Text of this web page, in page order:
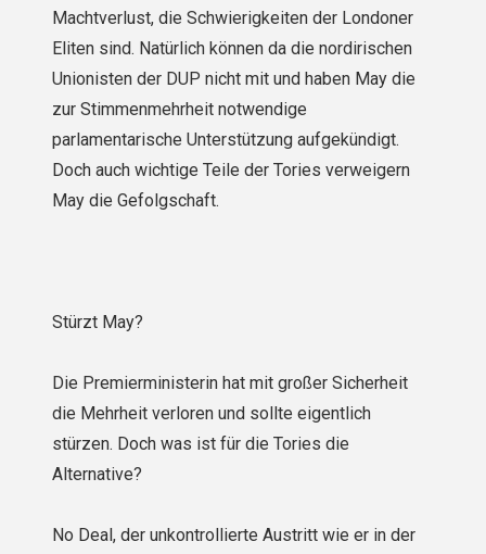
Machtverlust, die Schwierigkeiten der Londoner
Eliten sind. Natürlich können da die nordirischen
Unionisten der DUP nicht mit und haben May die
zur Stimmenmehrheit notwendige
parlamentarische Unterstützung aufgekündigt.
Doch auch wichtige Teile der Tories verweigern
May die Gefolgschaft.
Stürzt May?
Die Premierministerin hat mit großer Sicherheit
die Mehrheit verloren und sollte eigentlich
stürzen. Doch was ist für die Tories die
Alternative?
No Deal, der unkontrollierte Austritt wie er in der